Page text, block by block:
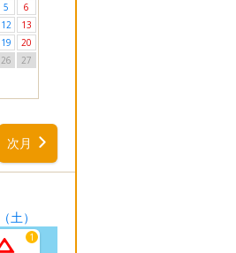
5
6
12
13
19
20
26
27
次月
（土）
1